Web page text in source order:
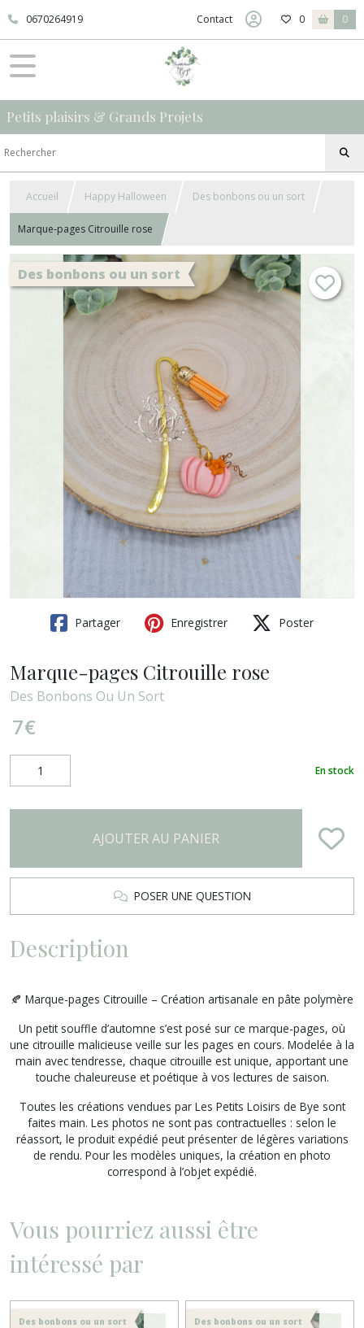
0670264919 Contact 0 0
Petits plaisirs & Grands Projets
Accueil Happy Halloween Des bonbons ou un sort
Marque-pages Citrouille rose
Des bonbons ou un sort
Partager Enregistrer Poster
Marque-pages Citrouille rose
Des Bonbons Ou Un Sort
7€
En stock
AJOUTER AU PANIER
POSER UNE QUESTION
Description
🍂 Marque-pages Citrouille – Création artisanale en pâte polymère
Un petit souffle d’automne s’est posé sur ce marque-pages, où
une citrouille malicieuse veille sur les pages en cours. Modelée à la
main avec tendresse, chaque citrouille est unique, apportant une
touche chaleureuse et poétique à vos lectures de saison.
Toutes les créations vendues par Les Petits Loisirs de Bye sont
faites main. Les photos ne sont pas contractuelles : selon le
réassort, le produit expédié peut présenter de légères variations
de rendu. Pour les modèles uniques, la création en photo
correspond à l’objet expédié.
Vous pourriez aussi être
intéressé par
Des bonbons ou un sort Des bonbons ou un sort